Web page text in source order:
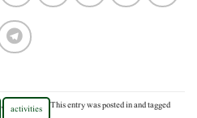
This entry was posted inand tagged
activities
,